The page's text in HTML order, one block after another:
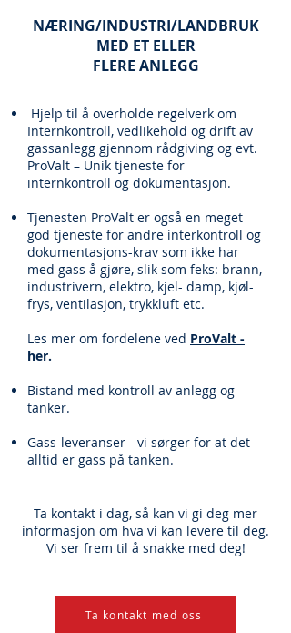
NÆRING/INDUSTRI/LANDBRUK
MED ET ELLER
FLERE ANLEGG
Hjelp til å overholde regelverk om
Internkontroll, vedlikehold og drift av
gassanlegg gjennom rådgiving og evt.
ProValt – Unik tjeneste for
internkontroll og dokumentasjon.
Tjenesten ProValt er også en meget
god tjeneste for andre interkontroll og
dokumentasjons-krav som ikke har
med gass å gjøre, slik som feks: brann,
industrivern, elektro, kjel- damp, kjøl-
frys, ventilasjon, trykkluft etc.
Les mer om fordelene ved ProValt -
her.
Bistand med kontroll av anlegg og
tanker.
Gass​-leveranser - vi sørger for at det
alltid er gass på tanken.
Ta kontakt i dag, så kan vi gi deg mer
informasjon om hva vi kan levere til deg.
Vi ser frem til å snakke med deg!
Ta kontakt med oss